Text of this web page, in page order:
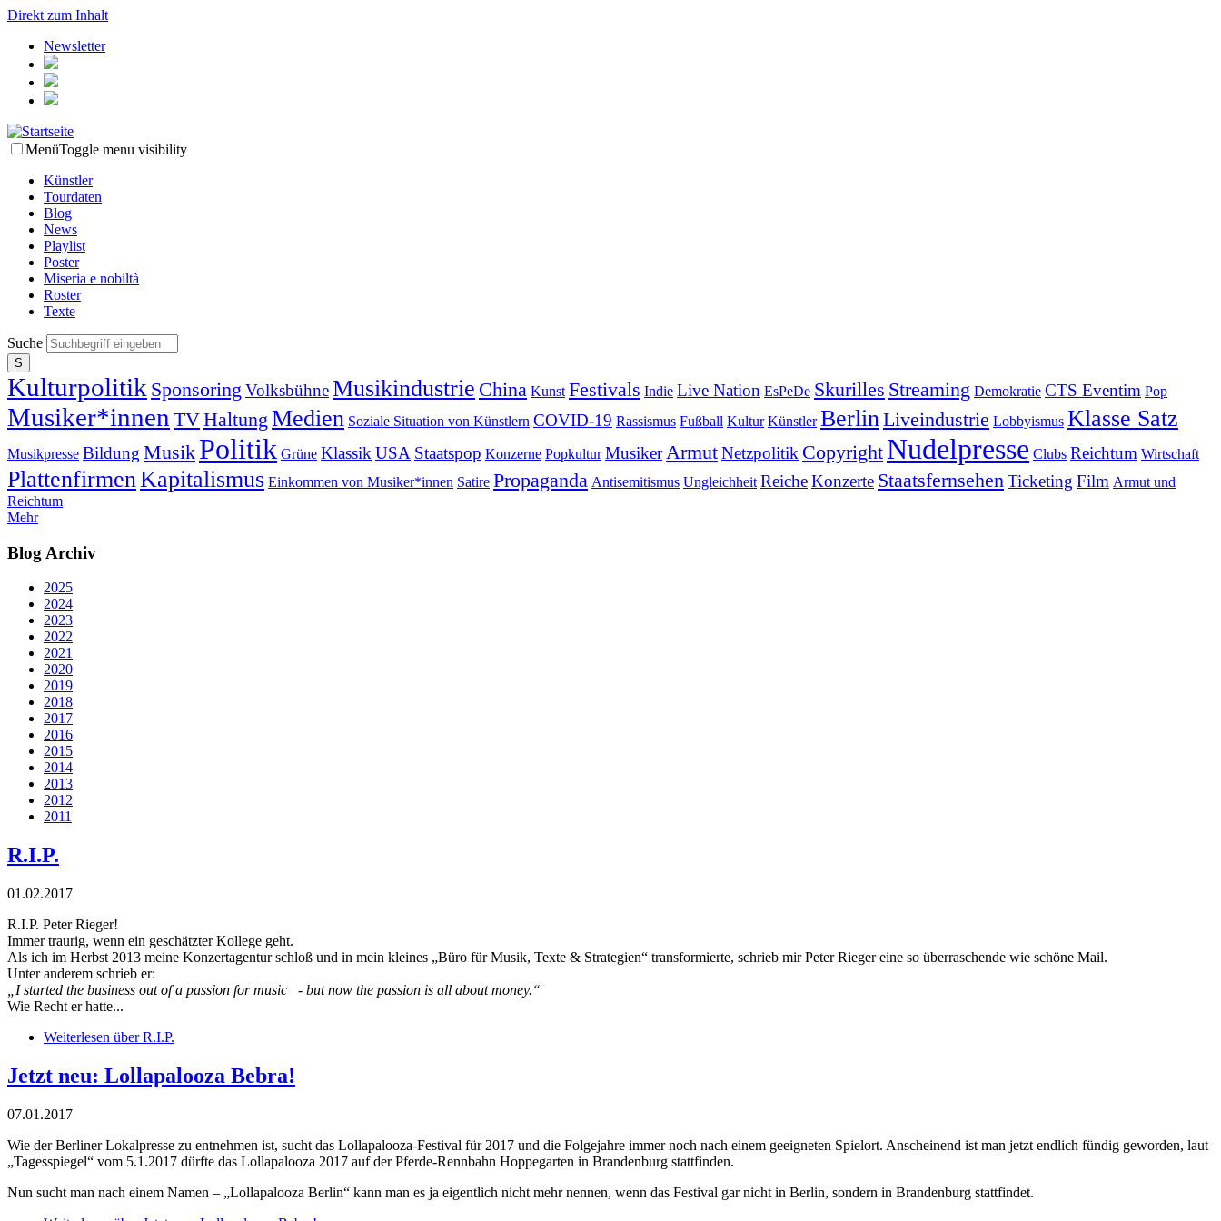
Direkt zum Inhalt
Newsletter
MenüToggle menu visibility
Künstler
Tourdaten
Blog
News
Playlist
Poster
Miseria e nobiltà
Roster
Texte
Suche
Kulturpolitik Sponsoring VolksbühneMusikindustrie China Kunst Festivals Indie Live Nation EsPeDe Skurilles Streaming Demokratie CTS Eventim Pop
Musiker*innen TVHaltung Medien Soziale Situation von Künstlern COVID-19 Rassismus Fußball Kultur Künstler BerlinLiveindustrie Lobbyismus Klasse Satz
Musikpresse Bildung Musik Politik Grüne Klassik USA Staatspop Konzerne Popkultur MusikerArmutNetzpolitik Copyright Nudelpresse Clubs Reichtum Wirtschaft
PlattenfirmenKapitalismus Einkommen von Musiker*innen Satire Propaganda Antisemitismus Ungleichheit ReicheKonzerte StaatsfernsehenTicketing Film Armut und
Reichtum
Mehr
Blog Archiv
2025
2024
2023
2022
2021
2020
2019
2018
2017
2016
2015
2014
2013
2012
2011
R.I.P.
01.02.2017
R.I.P. Peter Rieger!
Immer traurig, wenn ein geschätzter Kollege geht.
Als ich im Herbst 2013 meine Konzertagentur schloß und in mein kleines „Büro für Musik, Texte & Strategien“ transformierte, schrieb mir Peter Rieger eine so überraschende wie schöne Mail.
Unter anderem schrieb er:
„I started the business out of a passion for music - but now the passion is all about money.“
Wie Recht er hatte...
Weiterlesen über R.I.P.
Jetzt neu: Lollapalooza Bebra!
07.01.2017
Wie der Berliner Lokalpresse zu entnehmen ist, sucht das Lollapalooza-Festival für 2017 und die Folgejahre immer noch nach einem geeigneten Spielort. Anscheinend ist man jetzt endlich fündig geworden, laut
„Tagesspiegel“ vom 5.1.2017 dürfte das Lollapalooza 2017 auf der Pferde-Rennbahn Hoppegarten in Brandenburg stattfinden.
Nun sucht man nach einem Namen – „Lollapalooza Berlin“ kann man es ja eigentlich nicht mehr nennen, wenn das Festival gar nicht in Berlin, sondern in Brandenburg stattfindet.